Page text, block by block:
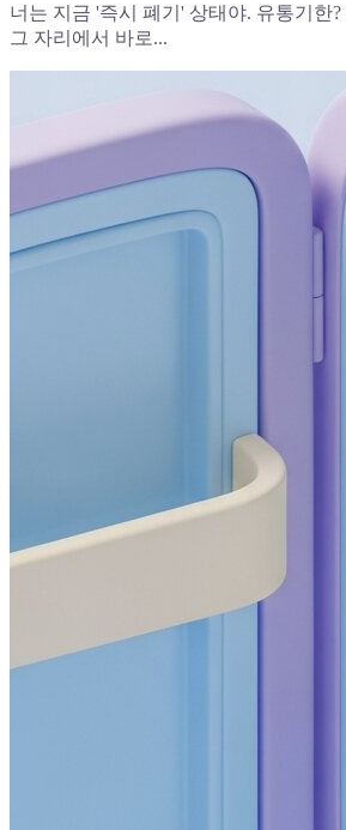
너는 지금 '즉시 폐기' 상태야. 유통기한
그 자리에서 바로...